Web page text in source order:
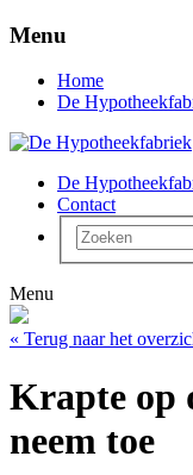
Menu
Home
De
De
Contact
Menu
« Terug naar het
Krapte op
neem toe